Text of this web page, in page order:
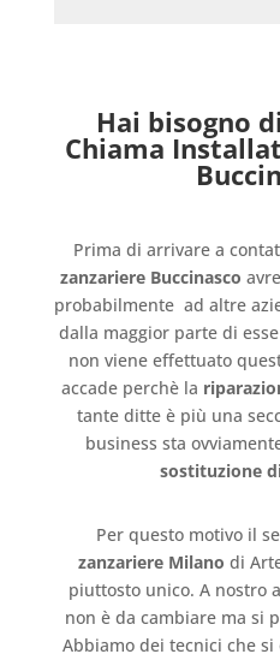
Hai bisogno
Chiama
Prima di arrivare a
zanzariere Buccinasco
probabilmente ad altre
dalla maggior parte di
non viene effettuato
accade perchè la
tante ditte è più una
business sta
sostituzione
Per questo motivo il
zanzariere Milano di
piuttosto unico. A nostro
non è da cambiare ma si
Abbiamo dei tecnici che